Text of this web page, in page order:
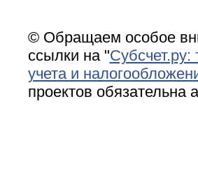
© Обращаем особое
ссылки на "Субсчет.ру:
учета и
проектов обязательна